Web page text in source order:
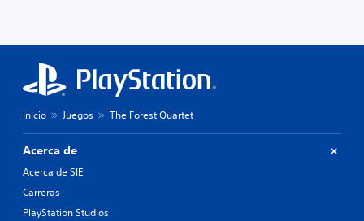
Inicio Juegos The Forest Quartet
Acerca de
Acerca de SIE
Carreras
PlayStation Studios